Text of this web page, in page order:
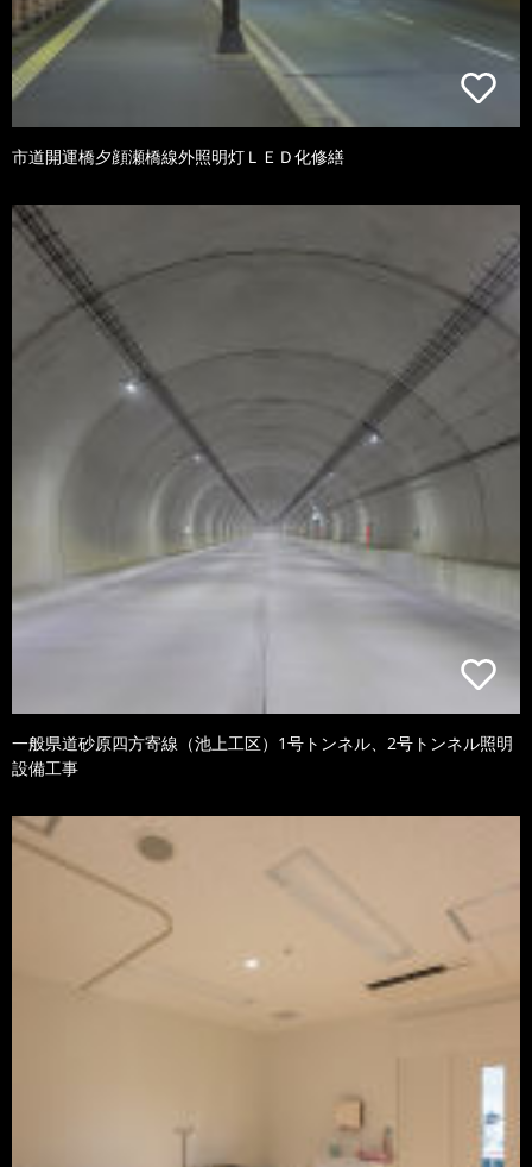
市道開運橋夕顔瀬橋線外照明灯ＬＥＤ化修繕
一般県道砂原四方寄線（池上工区）1号トンネル、2号トンネル照明
設備工事